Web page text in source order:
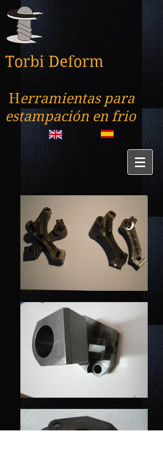
Torbi Deform
Herramientas para
estampación en frio